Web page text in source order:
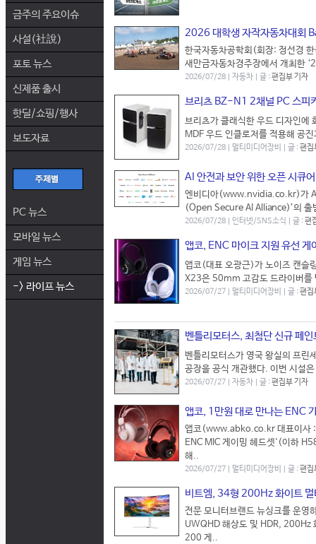
금주의 주요이슈
사설(社說)
포토 뉴스
신제품 출시
핫딜/쇼핑/행사
보도자료
PC 뉴스
모바일 뉴스
게임 뉴스
-> 라이프 뉴스
2026 대학생 자작자동차대회
한국자동차공학회(회장: 정선경
새만금자동차경주장에서 개최한
2026/07/28 | 자동차 | 글 :편집부 기자
브리츠 BZ-N1 2채널 PC 스피
브리츠가 클래식한 우드 디자인
MDF 우드 인클로저를 적용해 공
2026/07/28 | 멀티미디어장비 | 글 :편집
AI 안전과 보안 위한 오픈 시큐
엔비디아(www.nvidia.co.kr)가 AI
(Open Secure AI Alliance)’의 출
2026/07/28 | 인터넷/SNS소식 | 글 :편
앱코, ENC 마이크 지원 유선
앱코(대표 오광근)가 노이즈 캔슬
X23은 50mm 고감도 드라이버를
2026/07/27 | 멀티미디어장비 | 글 :편집
벤틀리모터스, 최첨단 신규 페
벤틀리모터스가 영국 왕실의 프린
공장을 공식 개관했다. 이번 시설
2026/07/27 | 자동차 | 글 :편집부 기자
앱코, 1만원 대로 만나는 ENC
앱코(www.abko.co.kr 대표이사 :
ENC MIC 게이밍 헤드셋'(이하
해..
2026/07/27 | 멀티미디어장비 | 글 :편집
비트엠, 34형 200Hz 화이트
전문 모니터브랜드 뉴싱크를 운
UWQHD 해상도 및 HDR, 200Hz
200 게..